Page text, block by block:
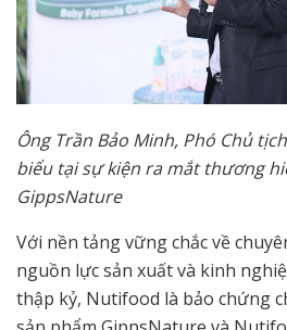
​Ông Trần Bảo Minh, Phó Chủ
biểu tại sự kiện ra mắt thương
GippsNature
Với nền tảng vững chắc về
nguồn lực sản xuất và kinh
thập kỷ, Nutifood là bảo chứng